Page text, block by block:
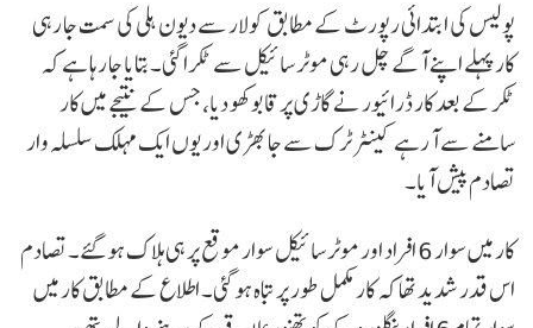
پولیس کی ابتدائی رپورٹ کے مطابق کولار سے دیون ہلی کی سمت جا رہی
کار پہلے اپنے آگے چل رہی موٹر سائیکل سے ٹکرا گئی۔ بتایا جا رہا ہے کہ
ٹکر کے بعد کار ڈرائیور نے گاڑی پر قابو کھو دیا، جس کے نتیجے میں کار
سامنے سے آ رہے کینٹر ٹرک سے جا بھڑی اور یوں ایک مہلک سلسلہ وار
تصادم پیش آیا۔
کار میں سوار 6 افراد اور موٹر سائیکل سوار موقع پر ہی ہلاک ہو گئے۔ تصادم
اس قدر شدید تھا کہ کار مکمل طور پر تباہ ہو گئی۔ اطلاع کے مطابق کار میں